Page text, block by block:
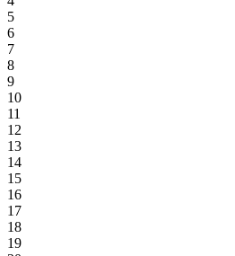
5
6
7
8
9
10
11
12
13
14
15
16
17
18
19